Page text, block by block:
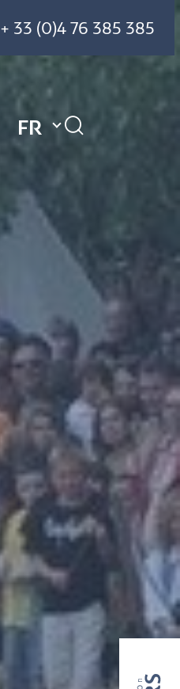
+ 33 (0)4 76 385 385
FR